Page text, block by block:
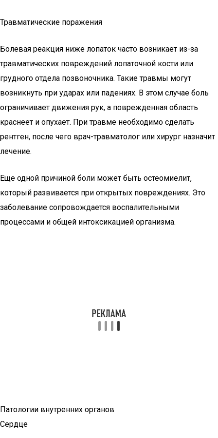
Травматические поражения
Болевая реакция ниже лопаток часто возникает из-за
травматических повреждений лопаточной кости или
грудного отдела позвоночника. Такие травмы могут
возникнуть при ударах или падениях. В этом случае боль
ограничивает движения рук, а поврежденная область
краснеет и опухает. При травме необходимо сделать
рентген, после чего врач-травматолог или хирург назначит
лечение.
Еще одной причиной боли может быть остеомиелит,
который развивается при открытых повреждениях. Это
заболевание сопровождается воспалительными
процессами и общей интоксикацией организма.
Патологии внутренних органов
Сердце